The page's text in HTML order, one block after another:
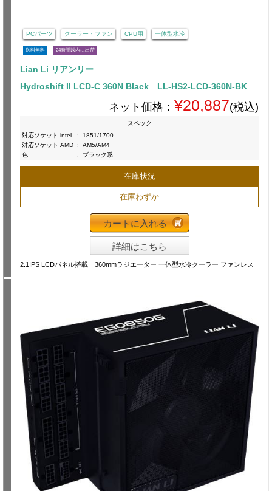
PCパーツ クーラー・ファン CPU用 一体型水冷
送料無料 24時間以内に出荷
Lian Li リアンリー
Hydroshift II LCD-C 360N Black LL-HS2-LCD-360N-BK
ネット価格： ¥20,887(税込)
スペック
対応ソケット intel
:
1851/1700
対応ソケット AMD :
AM5/AM4
色
: ブラック系
在庫状況
在庫わずか
カートに入れる
詳細はこちら
2.1IPS LCDパネル搭載 360mmラジエーター 一体型水冷クーラー ファンレス